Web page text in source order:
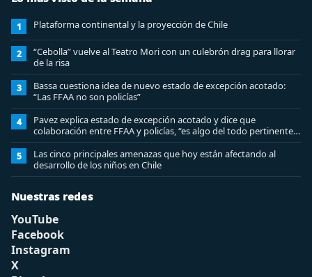
1 Plataforma continental y la proyección de Chile
2
“Cebolla” vuelve al Teatro Mori con un culebrón drag para llorar
de la risa
3
Bassa cuestiona idea de nuevo estado de excepción acotado:
“Las FFAA no son policías”
4
Pavez explica estado de excepción acotado y dice que
colaboración entre FFAA y policías, “es algo del todo pertinente
analizar”
5
Las cinco principales amenazas que hoy están afectando al
desarrollo de los niños en Chile
Nuestras redes
YouTube
Facebook
Instagram
X